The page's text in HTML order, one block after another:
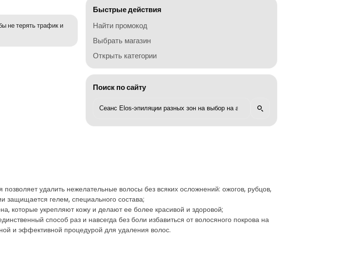
не терять трафик и
Быстрые действия
Найти промокод
Выбрать магазин
Открыть категории
Поиск по сайту
удалить нежелательные волосы без всяких осложнений: ожогов, рубцов,
защищается гелем, специального состава;
которые укрепляют кожу и делают ее более красивой и здоровой;
способ раз и навсегда без боли избавиться от волосяного покрова на
и эффективной процедурой для удаления волос.